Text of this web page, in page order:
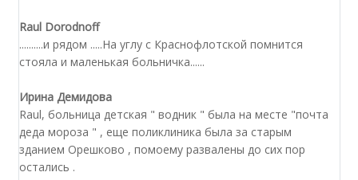
Raul Dorodnoff
..........и рядом .....На углу с Краснофлотской помнится
стояла и маленькая больничка......
Ирина Демидова
Raul, больница детская " водник " была на месте "почта
деда мороза " , еще поликлиника была за старым
зданием Орешково , помоему развалены до сих пор
остались .